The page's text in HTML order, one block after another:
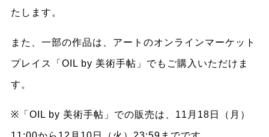
たします。
また、一部の作品は、アートのオンラインマーケット
プレイス「OIL by 美術手帖」でもご購入いただけま
す。
※「OIL by 美術手帖」での販売は、11月18日（月）